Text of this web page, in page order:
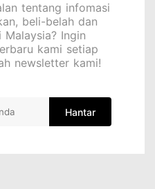
tentang infomasi
beli-belah dan
Ingin
kami setiap
newsletter kami!
Hantar